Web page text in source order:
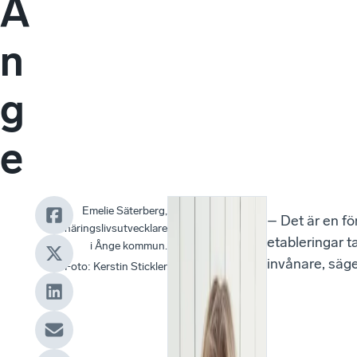
Å
n
g
e
som
händer
i
Ånge
Emelie Säterberg,
näringslivsutvecklare
i Ånge kommun.
Foto: Kerstin Stickler
– Det är en
etableringar
invånare,